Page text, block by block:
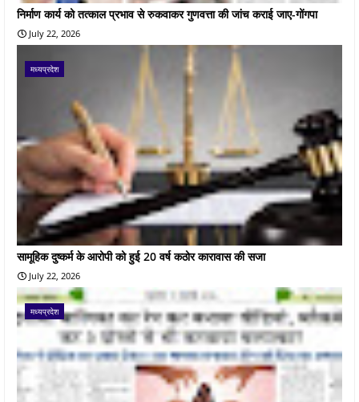
निर्माण कार्य को तत्काल प्रभाव से रुकवाकर गुणवत्ता की जांच कराई जाए-गोंगपा
July 22, 2026
मध्यप्रदेश
सामूहिक दुष्कर्म के आरोपी को हुई 20 वर्ष कठोर कारावास की सजा
July 22, 2026
मध्यप्रदेश